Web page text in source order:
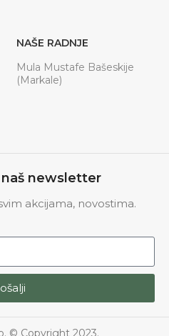
NAŠE RADNJE
Mula Mustafe Bašeskije
(Markale)
naš newsletter
akcijama, novostima.
© Copyright 2023.